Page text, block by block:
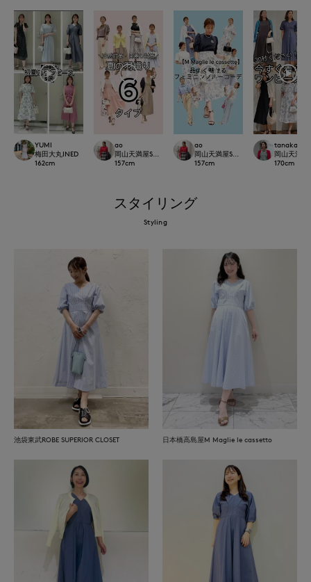
YUMI
梅田大丸INED
162cm
ao
岡山天満屋SUPERIORCLOSET
157cm
ao
岡山天満屋SUPERIORCLOSET
157cm
tanaka
岡山天満屋
170cm
スタイリング
Styling
池袋東武ROBE SUPERIOR CLOSET 日本橋高島屋M Maglie le cassetto